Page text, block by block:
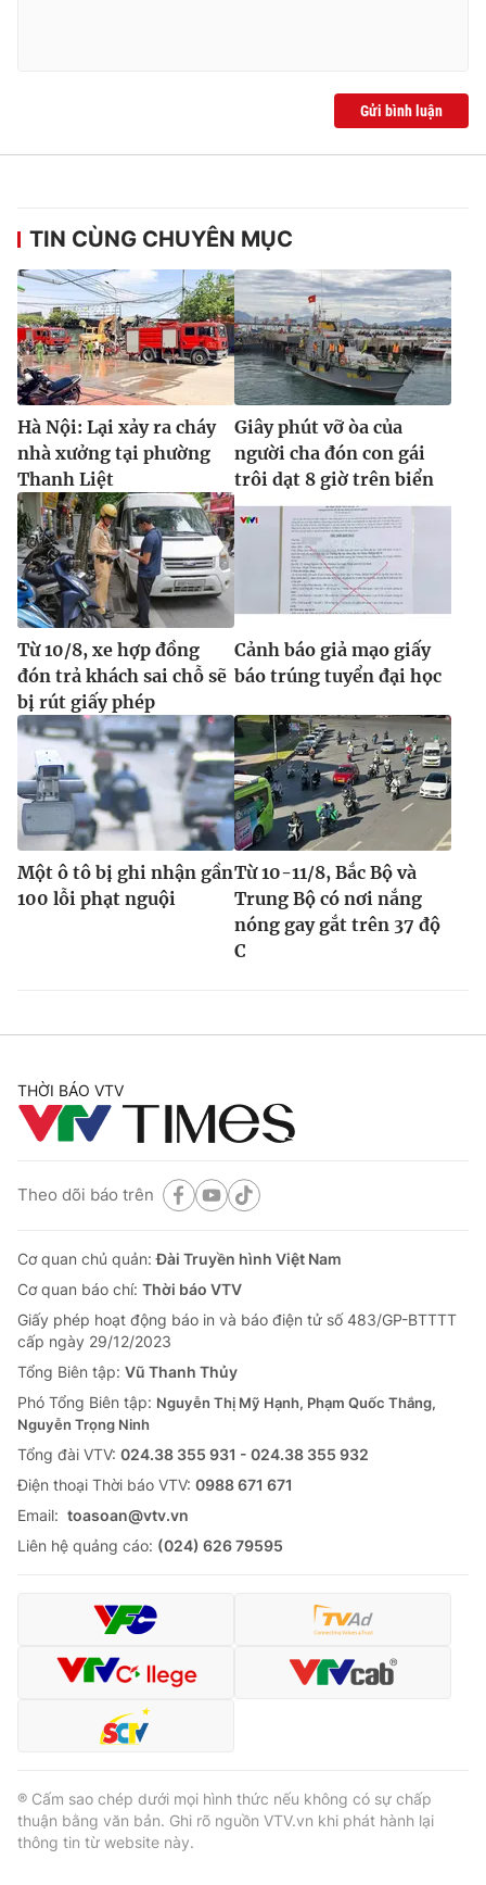
Gửi bình luận
TIN CÙNG CHUYÊN MỤC
Hà Nội: Lại xảy ra cháy
nhà xưởng tại phường
Thanh Liệt
Giây phút vỡ òa của
người cha đón con gái
trôi dạt 8 giờ trên biển
Từ 10/8, xe hợp đồng
đón trả khách sai chỗ sẽ
bị rút giấy phép
Cảnh báo giả mạo giấy
báo trúng tuyển đại học
Một ô tô bị ghi nhận gần
100 lỗi phạt nguội
Từ 10-11/8, Bắc Bộ và
Trung Bộ có nơi nắng
nóng gay gắt trên 37 độ
C
THỜI BÁO VTV
Theo dõi báo trên
Cơ quan chủ quản:Đài Truyền hình Việt Nam
Cơ quan báo chí: Thời báo VTV
Giấy phép hoạt động báo in và báo điện tử số 483/GP-BTTTT
cấp ngày 29/12/2023
Tổng Biên tập: Vũ Thanh Thủy
Phó Tổng Biên tập: Nguyễn Thị Mỹ Hạnh, Phạm Quốc Thắng,
Nguyễn Trọng Ninh
Tổng đài VTV: 024.38 355 931 - 024.38 355 932
Ðiện thoại Thời báo VTV: 0988 671 671
Email: toasoan@vtv.vn
Liên hệ quảng cáo: (024) 626 79595
® Cấm sao chép dưới mọi hình thức nếu không có sự chấp
thuận bằng văn bản. Ghi rõ nguồn VTV.vn khi phát hành lại
thông tin từ website này.